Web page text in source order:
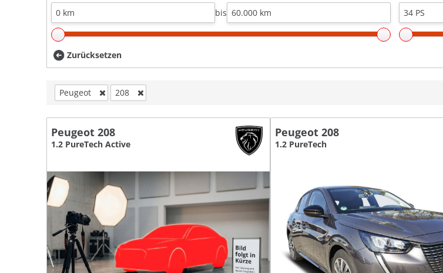
bis
Zurücksetzen
Peugeot 208
Peugeot 208
1.2 PureTech Active
Peugeot 208
1.2 PureTech